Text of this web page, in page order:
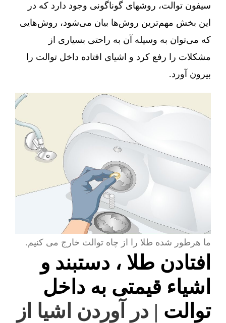
سیفون توالت، روشهای گوناگونی وجود دارد که در
این بخش مهم‌ترین روش‌ها بیان می‌شود، روش‌هایی
که می‌توان به وسیله آن به راحتی بسیاری از
مشکلات را رفع کرد و اشیای افتاده داخل توالت را
بیرون آورد.
ما هرطور شده طلا را از چاه توالت خارج می کنیم.
افتادن طلا ، دستبند و
اشیاء قیمتی به داخل
توالت | در آوردن اشیا از